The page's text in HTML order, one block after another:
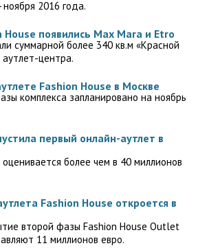
2016 года.
House появились Max Mara и Etro
суммарной более 340 кв.м «Красной
центра.
Fashion House в Москве
комплекса запланировано на ноябрь
первый онлайн-аутлет в
более чем в 40 миллионов
Fashion House откроется в
второй фазы Fashion House Outlet
11 миллионов евро.